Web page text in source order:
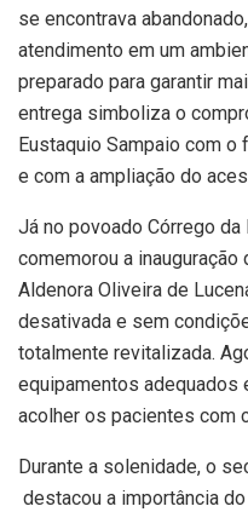
se encontrava
atendimento em um
preparado para garantir
entrega simboliza o
Eustaquio Sampaio com o
e com a ampliação do
Já no povoado Córrego
comemorou a inauguração
Aldenora Oliveira de
desativada e sem
totalmente revitalizada.
equipamentos adequados
acolher os pacientes com
Durante a solenidade, o
destacou a importância